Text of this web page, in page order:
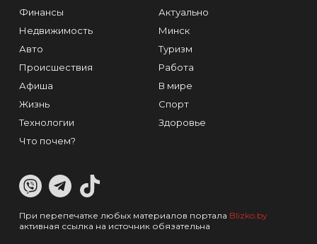
Финансы
Недвижимость
Авто
Происшествия
Афиша
Жизнь
Технологии
Что почем?
Актуально
Минск
Туризм
Работа
В мире
Спорт
Здоровье
При перепечатке любых материалов портала Blizko.by
активная ссылка на источник обязательна